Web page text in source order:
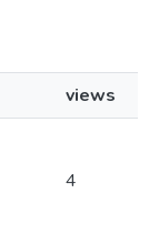
views
4